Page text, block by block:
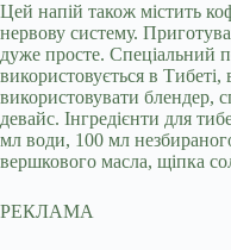
Цей напій також містить
нервову систему.
дуже просте. Спеціальний
використовується в
використовувати блендер,
девайс. Інгредієнти для
мл води, 100 мл
вершкового масла, щіпка
РЕКЛАМА